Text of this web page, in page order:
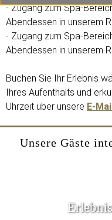
- Zugang zum Spa-
Abendessen in unserem
- Zugang zum Spa-
Abendessen in unserem
Buchen Sie Ihr Erlebnis
Ihres Aufenthalts und
Uhrzeit über unsere E-
Unsere Gäste